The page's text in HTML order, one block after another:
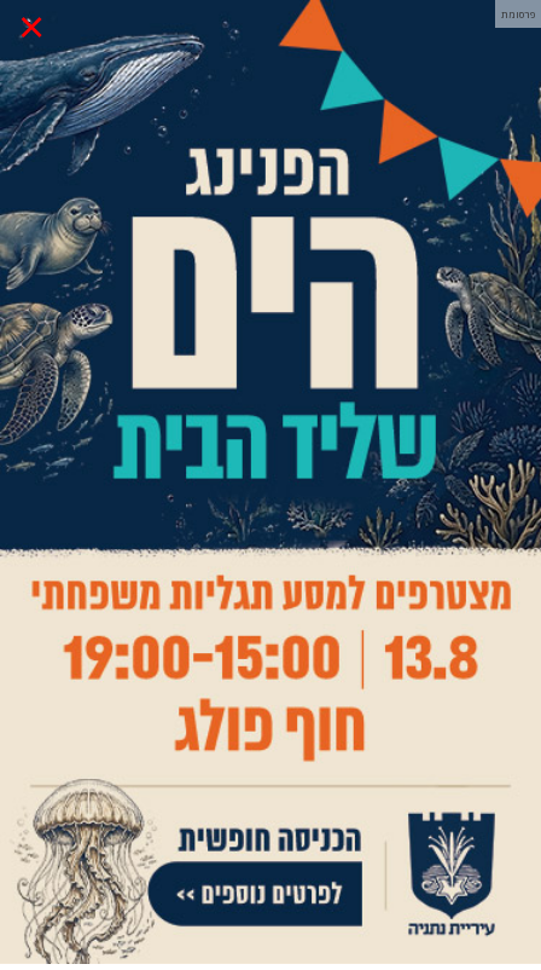
× פרסומת